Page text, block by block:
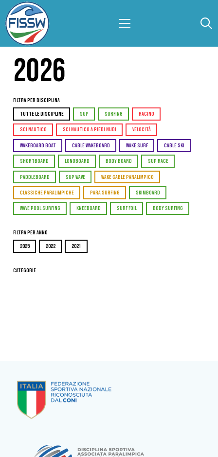
2026
Filtra per Disciplina
TUTTE LE DISCIPLINE SUP SURFING RACING
SCI NAUTICO SCI NAUTICO A PIEDI NUDI VELOCITÀ
WAKEBOARD BOAT CABLE WAKEBOARD WAKE SURF CABLE SKI
SHORTBOARD LONGBOARD BODY BOARD SUP RACE
PADDLEBOARD SUP WAVE WAKE CABLE PARALIMPICO
CLASSICHE PARALIMPICHE PARA SURFING SKIMBOARD
WAVE POOL SURFING KNEEBOARD SURF FOIL BODY SURFING
Filtra per Anno
2025 2022 2021
Categorie